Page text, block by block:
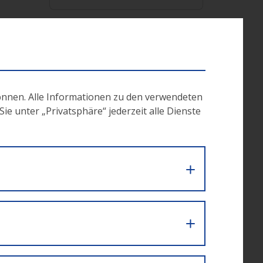
Alle Informationen zu den verwendeten
unter „Privatsphäre“ jederzeit alle Dienste